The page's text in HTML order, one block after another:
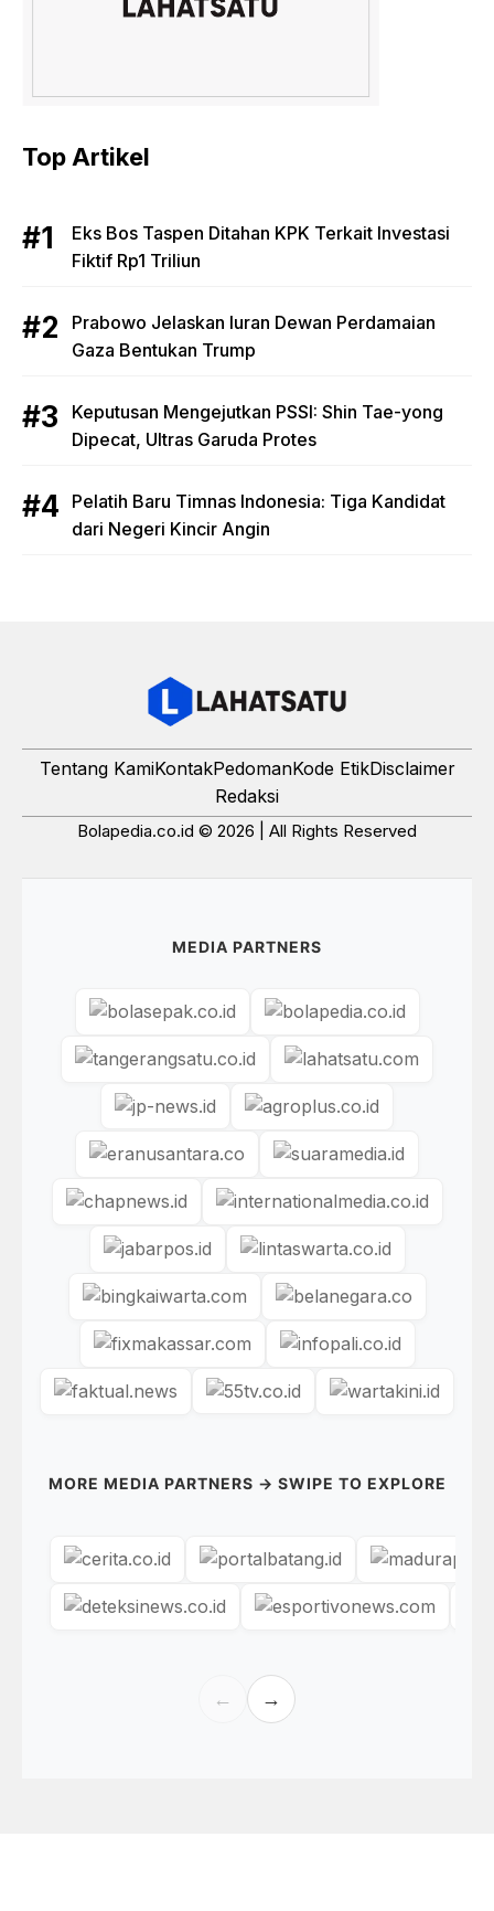
Top Artikel
Eks Bos Taspen Ditahan KPK Terkait Investasi
Fiktif Rp1 Triliun
Prabowo Jelaskan Iuran Dewan Perdamaian
Gaza Bentukan Trump
Keputusan Mengejutkan PSSI: Shin Tae-yong
Dipecat, Ultras Garuda Protes
Pelatih Baru Timnas Indonesia: Tiga Kandidat
dari Negeri Kincir Angin
Tentang KamiKontakPedomanKode EtikDisclaimer
Redaksi
Bolapedia.co.id © 2026 | All Rights Reserved
MEDIA PARTNERS
MORE MEDIA PARTNERS → SWIPE TO EXPLORE
← →